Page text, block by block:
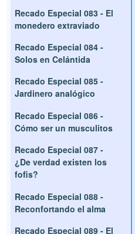
Recado Especial 083 - El
monedero extraviado
Recado Especial 084 -
Solos en Celántida
Recado Especial 085 -
Jardinero analógico
Recado Especial 086 -
Cómo ser un musculitos
Recado Especial 087 -
¿De verdad existen los
fofis?
Recado Especial 088 -
Reconfortando el alma
Recado Especial 089 - El